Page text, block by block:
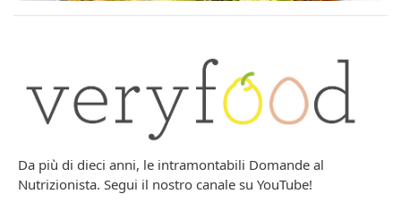
Da più di dieci anni, le intramontabili Domande al
Nutrizionista. Segui il nostro canale su YouTube!